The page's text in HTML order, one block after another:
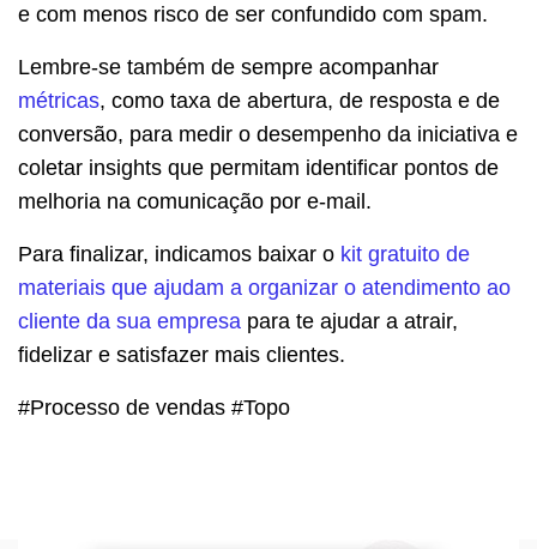
e com menos risco de ser confundido com spam.
Lembre-se também de sempre acompanhar
métricas, como taxa de abertura, de resposta e de
conversão, para medir o desempenho da iniciativa e
coletar insights que permitam identificar pontos de
melhoria na comunicação por e-mail.
Para finalizar, indicamos baixar o kit gratuito de
materiais que ajudam a organizar o atendimento ao
cliente da sua empresa para te ajudar a atrair,
fidelizar e satisfazer mais clientes.
#Processo de vendas #Topo